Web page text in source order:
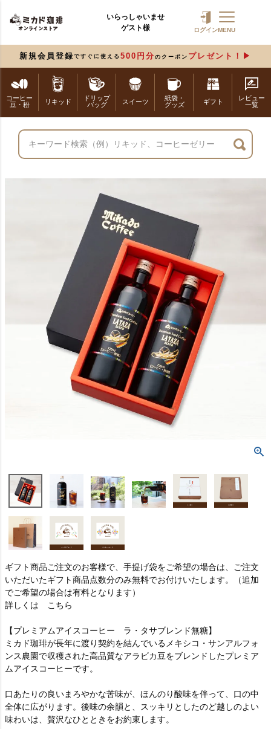
いらっしゃいませ
ゲスト様
ログインMENU
新規会員登録 ですぐに使える 500円分 のクーポン プレゼント！
コーヒー
豆・粉
リキッド
ドリップ
バッグ
スイーツ
紙袋・
グッズ
ギフト
レビュー
一覧
ギフト商品ご注文のお客様で、手提げ袋をご希望の場合は、ご注文
いただいたギフト商品点数分のみ無料でお付けいたします。（追加
でご希望の場合は有料となります）
詳しくは
こちら
【プレミアムアイスコーヒー ラ・タサブレンド無糖】
ミカド珈琲が長年に渡り契約を結んでいるメキシコ・サンアルフォ
ンス農園で収穫された高品質なアラビカ豆をブレンドしたプレミア
ムアイスコーヒーです。
口あたりの良いまろやかな苦味が、ほんのり酸味を伴って、口の中
全体に広がります。後味の余韻と、スッキリとしたのど越しのよい
味わいは、贅沢なひとときをお約束します。